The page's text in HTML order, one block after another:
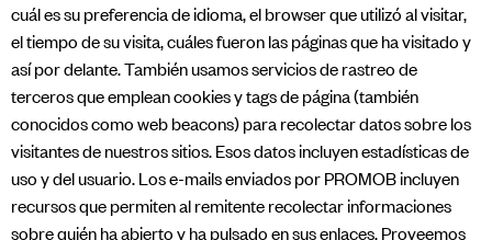
cuál es su preferencia de idioma, el browser que utilizó al visitar,
el tiempo de su visita, cuáles fueron las páginas que ha visitado y
así por delante. También usamos servicios de rastreo de
terceros que emplean cookies y tags de página (también
conocidos como web beacons) para recolectar datos sobre los
visitantes de nuestros sitios. Esos datos incluyen estadísticas de
uso y del usuario. Los e-mails enviados por PROMOB incluyen
recursos que permiten al remitente recolectar informaciones
sobre quién ha abierto y ha pulsado en sus enlaces. Proveemos